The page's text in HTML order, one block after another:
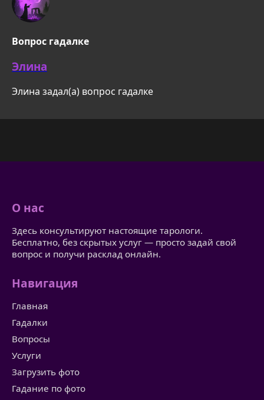
Вопрос гадалке
Элина
Элина задал(а) вопрос гадалке
О нас
Здесь консультируют настоящие тарологи.
Бесплатно, без скрытых услуг — просто задай свой
вопрос и получи расклад онлайн.
Навигация
Главная
Гадалки
Вопросы
Услуги
Загрузить фото
Гадание по фото